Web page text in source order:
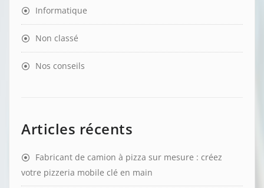
Informatique
Non classé
Nos conseils
Articles récents
Fabricant de camion à pizza sur mesure : créez
votre pizzeria mobile clé en main